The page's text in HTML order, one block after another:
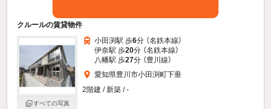
クルールの賃貸物件
すべての写真
小田渕駅 歩6分 （名鉄本線）
伊奈駅 歩20分 （名鉄本線）
八幡駅 歩27分 （豊川線）
愛知県豊川市小田渕町下垂
2階建 / 新築 / -